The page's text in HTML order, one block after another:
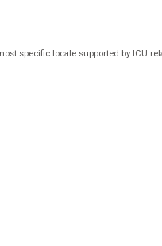
specific locale supported by ICU